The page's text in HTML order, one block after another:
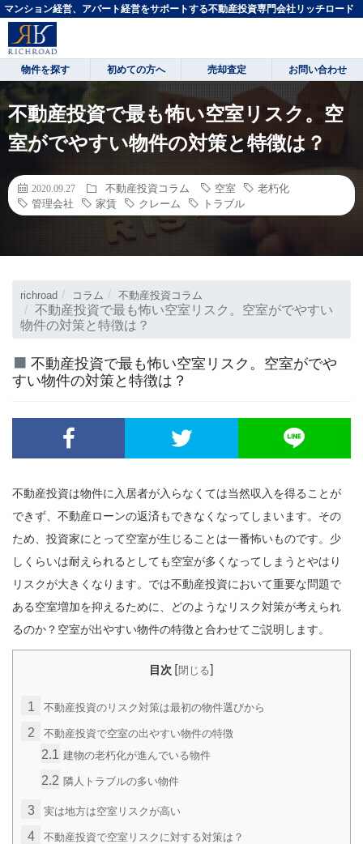
マンション経営、アパート経営をサポートする不動産投資専門会社リッチロード
物件を探す 初めての方へ 売却査定 お問い合わせ
不動産投資で最も怖い空室リスク。空
室がでやすい物件の対策と特徴は？
2020.09.27 不動産投資コラム 空室
老朽化
管理会社
家賃 クレーム トラブル
richroad コラム 不動産投資コラム
不動産投資で最も怖い空室リスク。空室がでやすい
物件の対策と特徴は？
不動産投資で最も怖い空室リスク。空室がでや
すい物件の対策と特徴は？
不動産投資は物件に入居者が入らなくては当然収入を得ることが
できず、不動産ローンの返済もできなくなってしまいます。その
ため、投資家にとって空室が生じることは一番怖いものです。少
しくらいは耐えられるとしても空室が多くなってしまうとやはり
リスクが大きくなります。では不動産投資において重要な問題で
ある空室増加を抑えるために、どのようなリスク対策が考えられ
るのか？空室が出やすい物件の特徴と合わせてご説明します。
目次 [閉じる]
1 不動産投資のリスク対策は最初の物件選びから
2 不動産投資で空室の出やすい物件の特徴
2.1 建物の老朽化が進んでいる物件
2.2 隣人トラブルの多い物件
3 実は地方は空室リスクが高い
4 不動産投資で空室リスクに対する対策は？